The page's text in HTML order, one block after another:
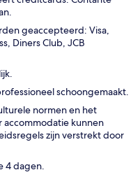
geaccepteerd: Visa,
Diners Club, JCB
schoongemaakt.
normen en het
kunnen
zijn verstrekt door
4 dagen.